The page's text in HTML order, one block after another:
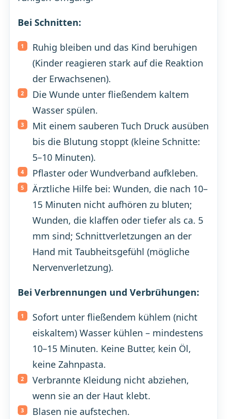
Bei Schnitten:
Ruhig bleiben und das Kind beruhigen
(Kinder reagieren stark auf die Reaktion
der Erwachsenen).
Die Wunde unter fließendem kaltem
Wasser spülen.
Mit einem sauberen Tuch Druck ausüben
bis die Blutung stoppt (kleine Schnitte:
5–10 Minuten).
Pflaster oder Wundverband aufkleben.
Ärztliche Hilfe bei: Wunden, die nach 10–
15 Minuten nicht aufhören zu bluten;
Wunden, die klaffen oder tiefer als ca. 5
mm sind; Schnittverletzungen an der
Hand mit Taubheitsgefühl (mögliche
Nervenverletzung).
Bei Verbrennungen und Verbrühungen:
Sofort unter fließendem kühlem (nicht
eiskaltem) Wasser kühlen – mindestens
10–15 Minuten. Keine Butter, kein Öl,
keine Zahnpasta.
Verbrannte Kleidung nicht abziehen,
wenn sie an der Haut klebt.
Blasen nie aufstechen.